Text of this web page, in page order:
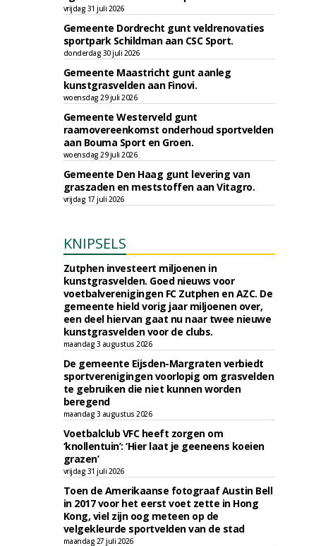
vrijdag 31 juli 2026
Gemeente Dordrecht gunt veldrenovaties
sportpark Schildman aan CSC Sport.
donderdag 30 juli 2026
Gemeente Maastricht gunt aanleg
kunstgrasvelden aan Finovi.
woensdag 29 juli 2026
Gemeente Westerveld gunt
raamovereenkomst onderhoud sportvelden
aan Bouma Sport en Groen.
woensdag 29 juli 2026
Gemeente Den Haag gunt levering van
graszaden en meststoffen aan Vitagro.
vrijdag 17 juli 2026
KNIPSELS
Zutphen investeert miljoenen in
kunstgrasvelden. Goed nieuws voor
voetbalverenigingen FC Zutphen en AZC. De
gemeente hield vorig jaar miljoenen over,
een deel hiervan gaat nu naar twee nieuwe
kunstgrasvelden voor de clubs.
maandag 3 augustus 2026
De gemeente Eijsden-Margraten verbiedt
sportverenigingen voorlopig om grasvelden
te gebruiken die niet kunnen worden
beregend
maandag 3 augustus 2026
Voetbalclub VFC heeft zorgen om
‘knollentuin’: ‘Hier laat je geeneens koeien
grazen’
vrijdag 31 juli 2026
Toen de Amerikaanse fotograaf Austin Bell
in 2017 voor het eerst voet zette in Hong
Kong, viel zijn oog meteen op de
velgekleurde sportvelden van de stad
maandag 27 juli 2026